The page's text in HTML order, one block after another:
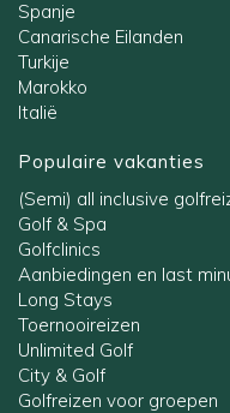
Spanje
Canarische Eilanden
Turkije
Marokko
Italië
Populaire vakanties
(Semi) all inclusive
Golf & Spa
Golfclinics
Aanbiedingen en last
Long Stays
Toernooireizen
Unlimited Golf
City & Golf
Golfreizen voor groepen